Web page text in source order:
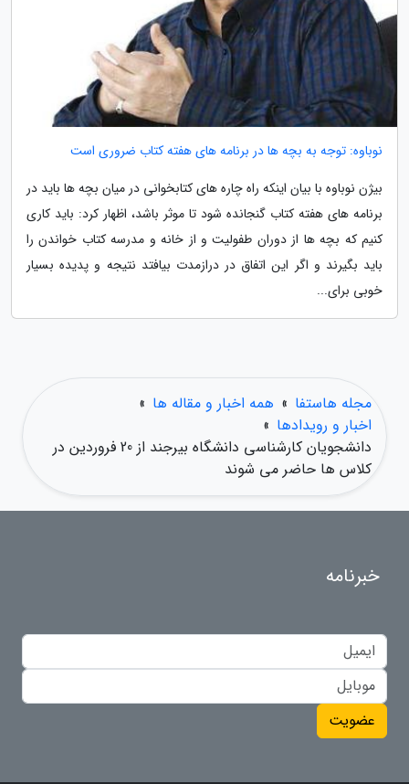
نوباوه: توجه به بچه ها در برنامه های هفته کتاب ضروری است
بیژن نوباوه با بیان اینکه راه چاره های کتابخوانی در میان بچه ها باید در
برنامه های هفته کتاب گنجانده شود تا موثر باشد، اظهار کرد: باید کاری
کنیم که بچه ها از دوران طفولیت و از خانه و مدرسه کتاب خواندن را
باید بگیرند و اگر این اتفاق در درازمدت بیافتد نتیجه و پدیده بسیار
خوبی برای...
مجله هاستفا » همه اخبار و مقاله ها »
اخبار و رویدادها »
دانشجویان کارشناسی دانشگاه بیرجند از 20 فروردین در
کلاس ها حاضر می شوند
خبرنامه
عضویت